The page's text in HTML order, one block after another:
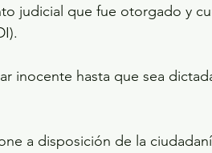
judicial que fue otorgado y
inocente hasta que sea
a disposición de la